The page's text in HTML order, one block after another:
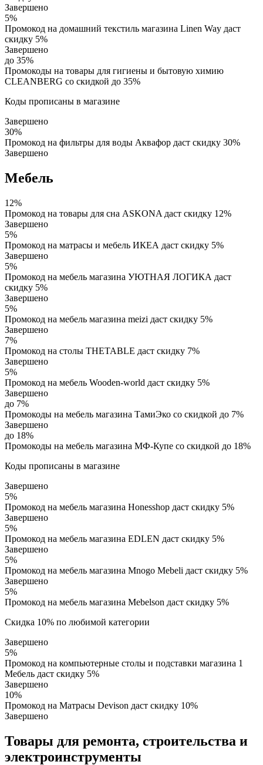
Завершено
5%
Промокод на домашний текстиль магазина Linen Way даст
скидку 5%
Завершено
до 35%
Промокоды на товары для гигиены и бытовую химию
CLEANBERG со скидкой до 35%
Коды прописаны в магазине
Завершено
30%
Промокод на фильтры для воды Аквафор даст скидку 30%
Завершено
Мебель
12%
Промокод на товары для сна ASKONA даст скидку 12%
Завершено
5%
Промокод на матрасы и мебель ИКЕА даст скидку 5%
Завершено
5%
Промокод на мебель магазина УЮТНАЯ ЛОГИКА даст
скидку 5%
Завершено
5%
Промокод на мебель магазина meizi даст скидку 5%
Завершено
7%
Промокод на столы THETABLE даст скидку 7%
Завершено
5%
Промокод на мебель Wooden-world даст скидку 5%
Завершено
до 7%
Промокоды на мебель магазина ТамиЭко со скидкой до 7%
Завершено
до 18%
Промокоды на мебель магазина МФ-Купе со скидкой до 18%
Коды прописаны в магазине
Завершено
5%
Промокод на мебель магазина Honesshop даст скидку 5%
Завершено
5%
Промокод на мебель магазина EDLEN даст скидку 5%
Завершено
5%
Промокод на мебель магазина Mnogo Mebeli даст скидку 5%
Завершено
5%
Промокод на мебель магазина Mebelson даст скидку 5%
Скидка 10% по любимой категории
Завершено
5%
Промокод на компьютерные столы и подставки магазина 1
Мебель даст скидку 5%
Завершено
10%
Промокод на Матрасы Devison даст скидку 10%
Завершено
Товары для ремонта, строительства и
электроинструменты